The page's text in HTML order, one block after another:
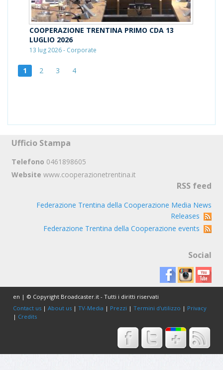
COOPERAZIONE TRENTINA PRIMO CDA 13
LUGLIO 2026
13 lug 2026 - Corporate
1 2 3 4
Ufficio Stampa
Telefono 0461898605
Website www.cooperazionetrentina.it
RSS feed
Federazione Trentina della Cooperazione Media News
Releases
Federazione Trentina della Cooperazione events
Social
en | © Copyright Broadcaster.it - Tutti i diritti riservati
Contact us |About us |TV-Media | Prezzi |Termini d'utilizzo | Privacy
| Credits